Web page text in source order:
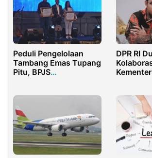
Peduli Pengelolaan
Tambang Emas Tupang
Pitu, BPJS
Bumi Suksesindo
DPR RI